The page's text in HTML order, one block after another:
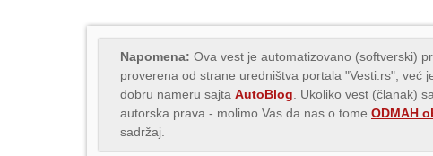
Napomena: Ova vest je automatizovano (softverski)
proverena od strane uredništva portala "Vesti.rs", već
dobru nameru sajta AutoBlog . Ukoliko vest (članak)
autorska prava - molimo Vas da nas o tome ODMAH
sadržaj.